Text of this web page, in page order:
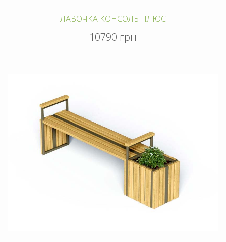
ЛАВОЧКА КОНСОЛЬ ПЛЮС
10790 грн